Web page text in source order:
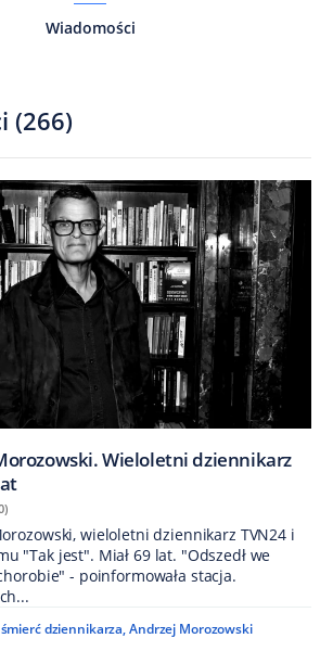
Wiadomości
(266)
Wieloletni dziennikarz
wieloletni dziennikarz TVN24 i
"Tak jest". Miał 69 lat. "Odszedł we
- poinformowała stacja.
śmierć dziennikarza,Andrzej Morozowski